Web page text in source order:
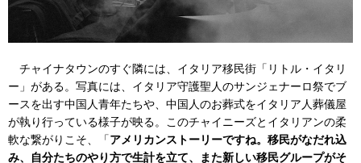
チャイナタウンのすぐ隣には、イタリア移民街「リトル・イタリ
ー」がある。写真には、イタリア守護聖人のサンジェナーロ祭でブ
ースを出す中国人青年たちや、中国人のお葬式をイタリア人葬儀屋
が執り行っている様子が映る。このチャイニーズとイタリアンの柔
軟な繋がりこそ、「アメリカンストーリーですね。移民がなだれ込
み、自分たちのやり方で生計を立て、また新しい移民グループがそ